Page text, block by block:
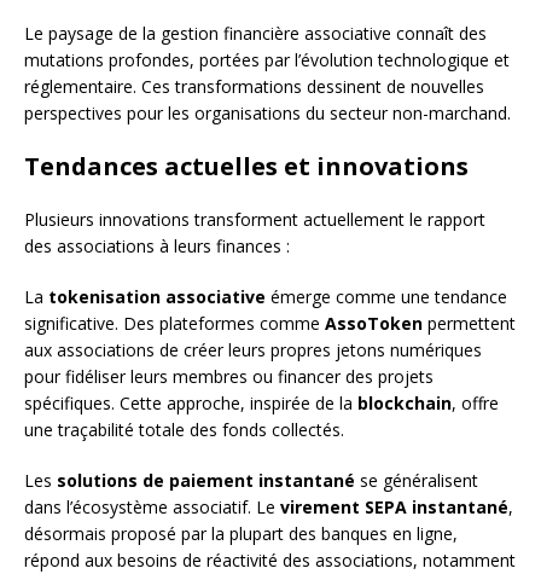
Le paysage de la gestion financière associative connaît des
mutations profondes, portées par l’évolution technologique et
réglementaire. Ces transformations dessinent de nouvelles
perspectives pour les organisations du secteur non-marchand.
Tendances actuelles et innovations
Plusieurs innovations transforment actuellement le rapport
des associations à leurs finances :
La tokenisation associative émerge comme une tendance
significative. Des plateformes comme AssoToken permettent
aux associations de créer leurs propres jetons numériques
pour fidéliser leurs membres ou financer des projets
spécifiques. Cette approche, inspirée de la blockchain, offre
une traçabilité totale des fonds collectés.
Les solutions de paiement instantané se généralisent
dans l’écosystème associatif. Le virement SEPA instantané,
désormais proposé par la plupart des banques en ligne,
répond aux besoins de réactivité des associations, notamment